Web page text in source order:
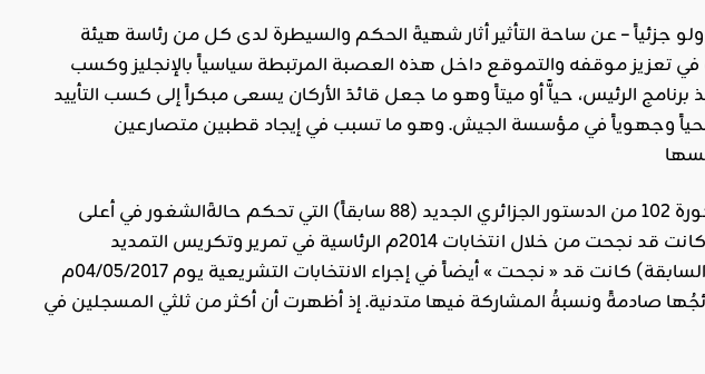
ولو جزئياً – عن ساحة التأثير أثار شهيةَ الحكم والسيطرة لدى كل من رئاسة هيئة
تعزيز موقفه والتموقع داخل هذه العصبة المرتبطة سياسياً بالإنجليز وكسب
الرئيس، حياًّ أو ميتاً وهو ما جعل قائدَ الأركان يسعى مبكراً إلى كسب التأييد
وجهوياً في مؤسسة الجيش. وهو ما تسبب في إيجاد قطبين متصارعين
وبالرغم من كل التجاذبات السياسية حول تفعيل المادة المذكورة 102 من الدستور الجزائري الجديد (88 سابقاً) التي تحكم حالةَالشغور في أعلى
في الجزائر، فإن زمرة بوتفليقة المرتبطة بالإنجليز كانت قد نجحت من خلال انتخابات 2014م الرئاسية في تمرير وتكريس التمديد
لبوتفليقة إلى غاية 2019م. كما أن حكومةَ عبد المالك سلال (السابقة) كانت قد « نجحت » أيضاً في إجراء الانتخابات التشريعية يوم 04/05/2017م
صادمةً ونسبةُ المشاركة فيها متدنية. إذ أظهرت أن أكثر من ثلثي المسجلين في